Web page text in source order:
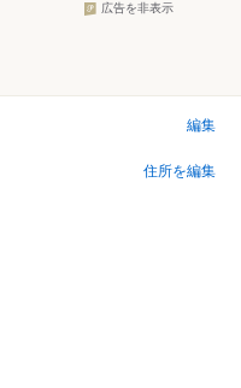
広告を非表示
編集
住所を編集